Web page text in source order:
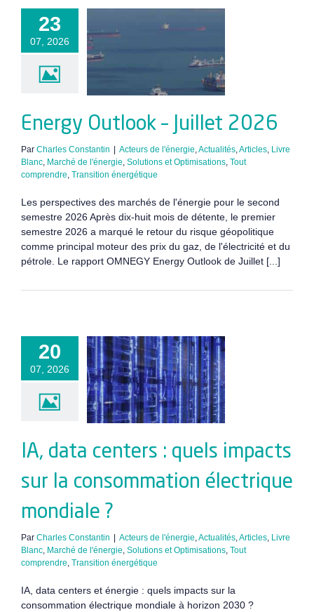
23
07, 2026
Outlook –
2026
Energy Outlook – Juillet 2026
Par Charles Constantin Acteurs de l'énergie,Actualités,Articles, Livre
Blanc, Marché de l'énergie, Solutions et Optimisations, Tout
comprendre, Transition énergétique
Les perspectives des marchés de l'énergie pour le second
semestre 2026 Après dix-huit mois de détente, le premier
semestre 2026 a marqué le retour du risque géopolitique
comme principal moteur des prix du gaz, de l'électricité et du
pétrole. Le rapport OMNEGY Energy Outlook de Juillet [...]
20
07, 2026
centers :
sur
IA, data centers : quels impacts
sur la consommation électrique
mondiale ?
Par Charles Constantin Acteurs de l'énergie,Actualités,Articles, Livre
Blanc, Marché de l'énergie, Solutions et Optimisations, Tout
comprendre, Transition énergétique
IA, data centers et énergie : quels impacts sur la
consommation électrique mondiale à horizon 2030 ?